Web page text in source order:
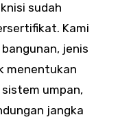
sudah
Kami
jenis
menentukan
umpan,
jangka